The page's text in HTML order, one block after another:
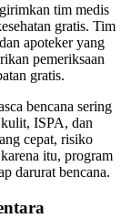
tim medis
gratis. Tim
apoteker yang
pemeriksaan
gratis.
bencana sering
ISPA, dan
cepat, risiko
itu, program
darurat bencana.